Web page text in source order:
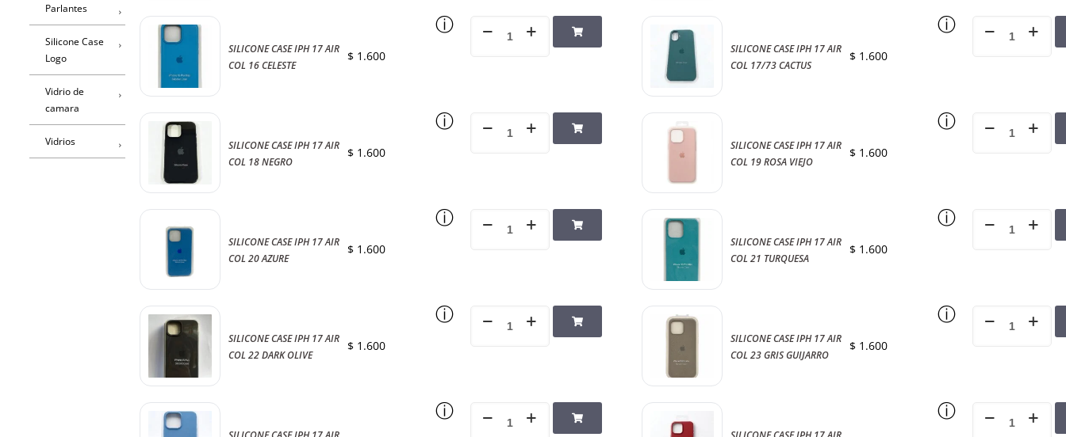
Parlantes
Silicone Case
Logo
Vidrio de
camara
Vidrios
SILICONE CASE IPH 17 AIR
COL 16 CELESTE
$1.600
ⓘ
SILICONE CASE IPH 17 AIR
COL 17/73 CACTUS
$1.600
ⓘ
SILICONE CASE IPH 17 AIR
COL 18 NEGRO
$1.600
ⓘ
SILICONE CASE IPH 17 AIR
COL 19 ROSA VIEJO
$1.600
ⓘ
SILICONE CASE IPH 17 AIR
COL 20 AZURE
$1.600
ⓘ
SILICONE CASE IPH 17 AIR
COL 21 TURQUESA
$1.600
ⓘ
SILICONE CASE IPH 17 AIR
COL 22 DARK OLIVE
$1.600
ⓘ
SILICONE CASE IPH 17 AIR
COL 23 GRIS GUIJARRO
$1.600
ⓘ
ⓘ ⓘ